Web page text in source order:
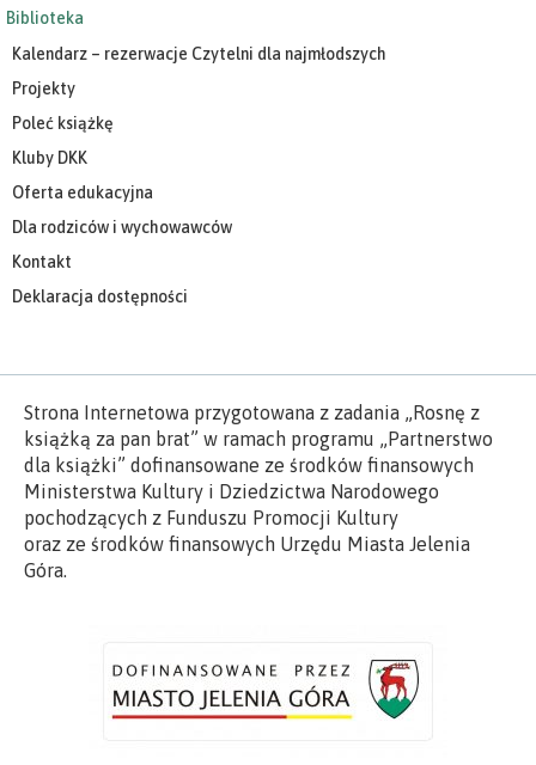
Biblioteka
Kalendarz – rezerwacje Czytelni dla najmłodszych
Projekty
Poleć książkę
Kluby DKK
Oferta edukacyjna
Dla rodziców i wychowawców
Kontakt
Deklaracja dostępności
Strona Internetowa przygotowana z zadania „Rosnę z
książką za pan brat” w ramach programu „Partnerstwo
dla książki” dofinansowane ze środków finansowych
Ministerstwa Kultury i Dziedzictwa Narodowego
pochodzących z Funduszu Promocji Kultury
oraz ze środków finansowych Urzędu Miasta Jelenia
Góra.